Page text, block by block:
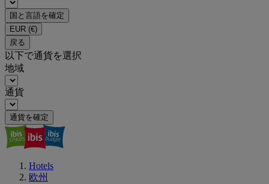
国と言語を確定
EUR (€)
戻る
以下で通貨を選択
地域
通貨
通貨を確定
Hotels
欧州